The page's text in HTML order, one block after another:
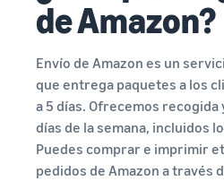
sus primeros
90 días generan
seis veces más
ventas el primer
año.
Guía
para
hacer
crecer
tu
marca
en
Amazon
Más
Terceriza
tu cadena
de
suministro
Obtener
administración
integral de la
cadena de
Historias de
vendedores
Descubre cómo
los vendedores
de Amazon?
Envío de Amazon es un
que entrega paquetes a los
a 5 días. Ofrecemos
días de la semana, incluidos
Puedes comprar e imprimir
pedidos de Amazon a través